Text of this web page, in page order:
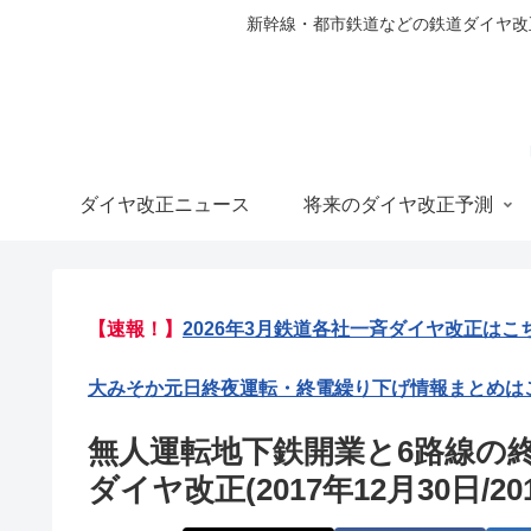
新幹線・都市鉄道などの鉄道ダイヤ
ダイヤ改正ニュース 将来のダイヤ改正予測
【速報！】 2026年3月鉄道各社一斉ダイヤ改正はこ
大みそか元日終夜運転・終電繰り下げ情報まとめは
無人運転地下鉄開業と6路線
ダイヤ改正(2017年12月30日/